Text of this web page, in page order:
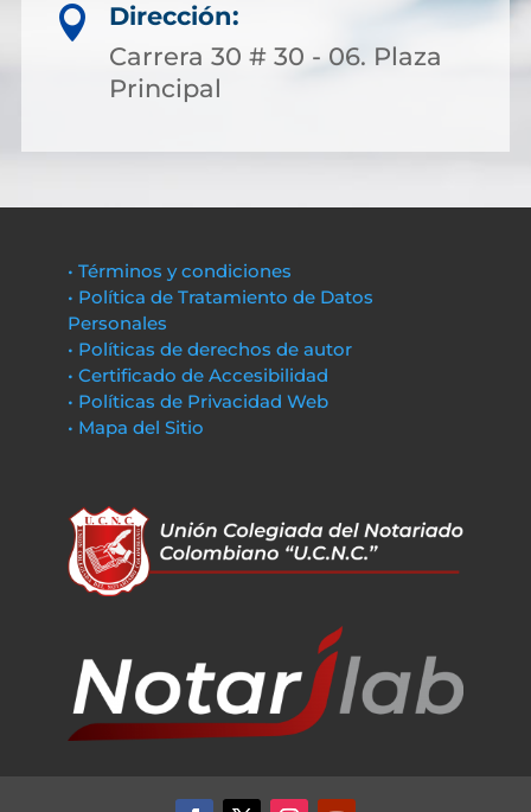

Dirección:
Carrera 30 # 30 - 06. Plaza
Principal
• Términos y condiciones
• Política de Tratamiento de Datos
Personales
• Políticas de derechos de autor
• Certificado de Accesibilidad
• Políticas de Privacidad Web
• Mapa del Sitio